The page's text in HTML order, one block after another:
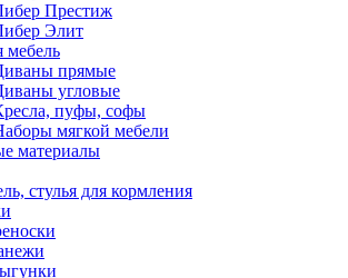
Престиж
Элит
мебель
прямые
угловые
пуфы, софы
мягкой мебели
материалы
стулья для кормления